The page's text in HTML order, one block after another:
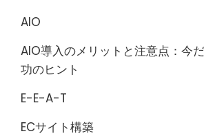
AIO
AIO導入のメリットと注意点：今
功のヒント
E-E-A-T
ECサイト構築